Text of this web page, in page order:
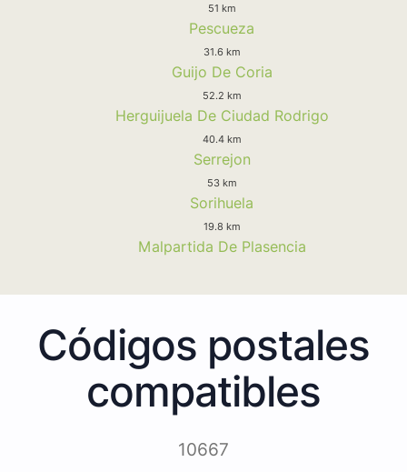
51 km
Pescueza
31.6 km
Guijo De Coria
52.2 km
Herguijuela De Ciudad Rodrigo
40.4 km
Serrejon
53 km
Sorihuela
19.8 km
Malpartida De Plasencia
Códigos postales
compatibles
10667